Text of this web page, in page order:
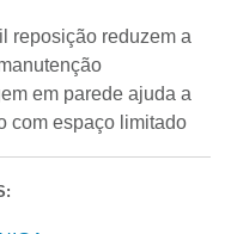
reposição reduzem a
em parede ajuda a
com espaço limitado